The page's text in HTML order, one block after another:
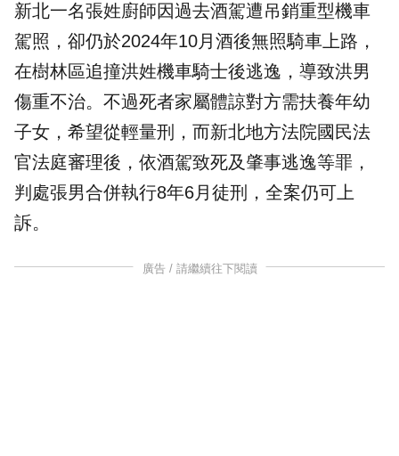
新北一名張姓廚師因過去酒駕遭吊銷重型機車
駕照，卻仍於2024年10月酒後無照騎車上路，
在樹林區追撞洪姓機車騎士後逃逸，導致洪男
傷重不治。不過死者家屬體諒對方需扶養年幼
子女，希望從輕量刑，而新北地方法院國民法
官法庭審理後，依酒駕致死及肇事逃逸等罪，
判處張男合併執行8年6月徒刑，全案仍可上
訴。
廣告 / 請繼續往下閱讀